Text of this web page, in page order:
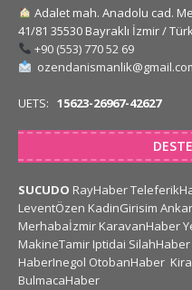
Adalet mah. Anadolu cad.
41/81 35530 Bayraklı İzmir /
+90 (553) 770 52 69
UETS: 15623-26967-42627
SUCUDO RayHaber
LeventÖzen KadinGirisim
Merhabaİzmir KaravanHaber
MakineTamir Iptidai SilahHaber
HaberInegol OtobanHaber
BulmacaHaber